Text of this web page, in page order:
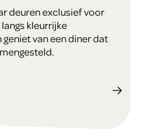
deuren exclusief voor
kleurrijke
van een diner dat